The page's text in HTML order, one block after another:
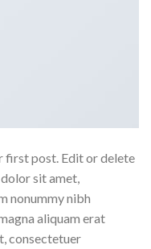
first post. Edit or delete
sit amet,
nonummy nibh
aliquam erat
consectetuer